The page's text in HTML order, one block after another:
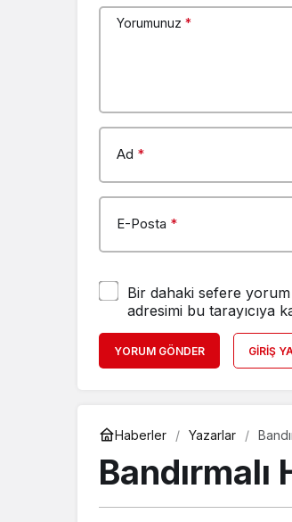
Yorumunuz *
Ad *
E-Posta *
Bir dahaki sefere yorum
adresimi bu tarayıcıya
YORUM GÖNDER GIRIŞ
Haberler Yazarlar
Bandırmalı